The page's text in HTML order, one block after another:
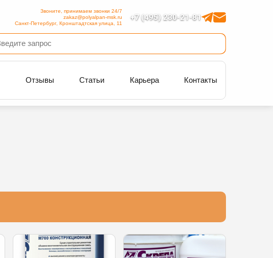
+7 (495) 230-21-81
Звоните, принимаем звонки 24/7
zakaz@polyalpan-msk.ru
Санкт-Петербург, Кронштадтская улица, 11
Отзывы Статьи Карьера Контакты